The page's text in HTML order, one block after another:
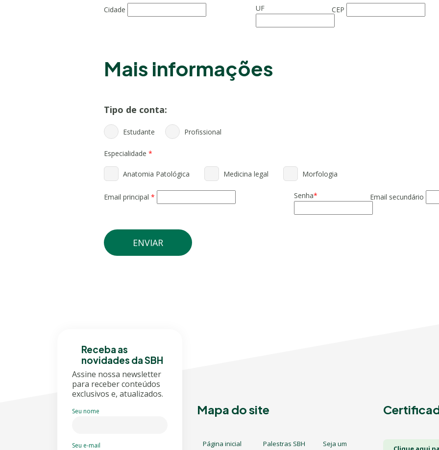
Cidade UF CEP
Mais informações
Tipo de conta:
Estudante Profissional
Especialidade *
Anatomia Patológica Medicina legal Morfologia
Email principal * Senha* Email secundário
Receba as
novidades da SBH
Assine nossa newsletter
para receber conteúdos
exclusivos e, atualizados.
Seu nome
Seu e-mail
Mapa do site
Página inicial Palestras SBH
Seja um